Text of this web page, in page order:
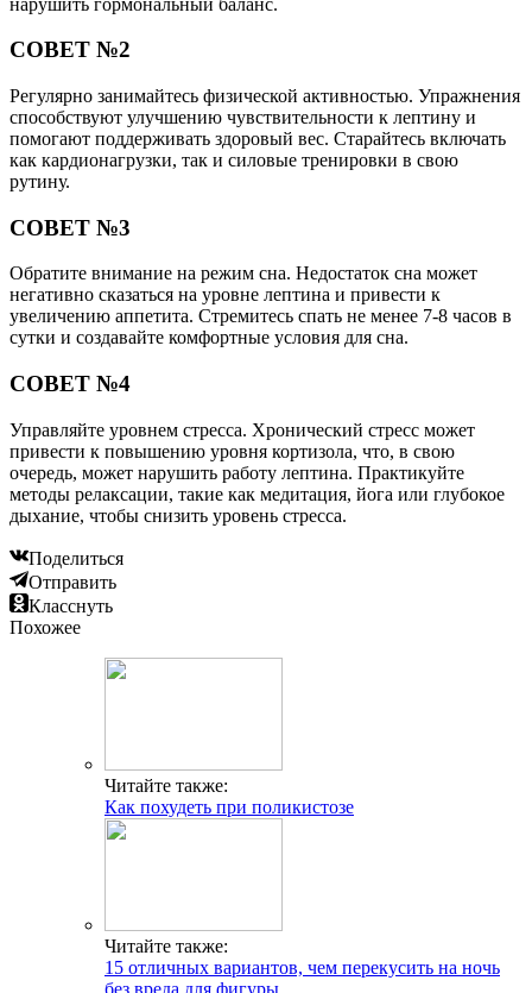
СОВЕТ №2
Регулярно занимайтесь физической активностью. Упражнения
способствуют улучшению чувствительности к лептину и
помогают поддерживать здоровый вес. Старайтесь включать
как кардионагрузки, так и силовые тренировки в свою
рутину.
СОВЕТ №3
Обратите внимание на режим сна. Недостаток сна может
негативно сказаться на уровне лептина и привести к
увеличению аппетита. Стремитесь спать не менее 7-8 часов в
сутки и создавайте комфортные условия для сна.
СОВЕТ №4
Управляйте уровнем стресса. Хронический стресс может
привести к повышению уровня кортизола, что, в свою
очередь, может нарушить работу лептина. Практикуйте
методы релаксации, такие как медитация, йога или глубокое
дыхание, чтобы снизить уровень стресса.
Поделиться
Отправить
Класснуть
Похожее
Читайте также:
Как похудеть при поликистозе
Читайте также:
15 отличных вариантов, чем перекусить на ночь
без вреда для фигуры